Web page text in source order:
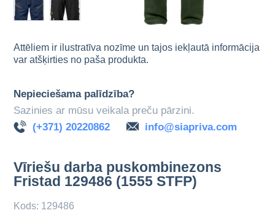
Attēliem ir ilustratīva nozīme un tajos iekļautā informācija
var atšķirties no paša produkta.
Nepieciešama palīdzība?
Sazinies ar mūsu veikala preču pārzini.
(+371) 20220862
info@siapriva.com
Vīriešu darba puskombinezons
Fristad 129486 (1555 STFP)
Kods: 129486